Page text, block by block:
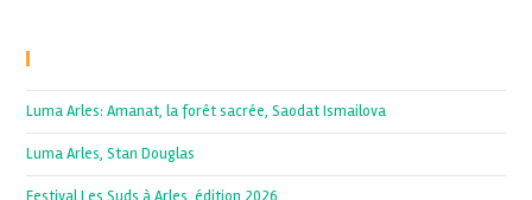
Luma Arles: Amanat, la forêt sacrée, Saodat Ismailova
Luma Arles, Stan Douglas
Festival Les Suds à Arles, édition 2026